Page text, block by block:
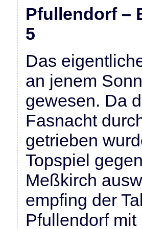
Pfullendorf
5
Das
an jenem
gewesen. Da
Fasnacht
getrieben
Topspiel
Meßkirch
empfing der
Pfullendorf